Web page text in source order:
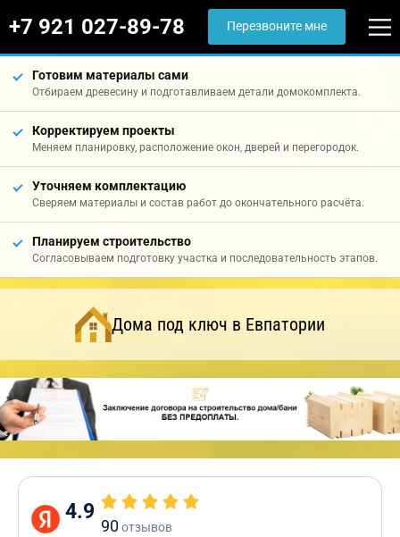
+7 921 027-89-78 Перезвоните мне
Готовим материалы сами
Отбираем древесину и подготавливаем детали домокомплекта.
Корректируем проекты
Меняем планировку, расположение окон, дверей и перегородок.
Уточняем комплектацию
Сверяем материалы и состав работ до окончательного расчёта.
Планируем строительство
Согласовываем подготовку участка и последовательность этапов.
Дома под ключ в Евпатории
4.9
90отзывов